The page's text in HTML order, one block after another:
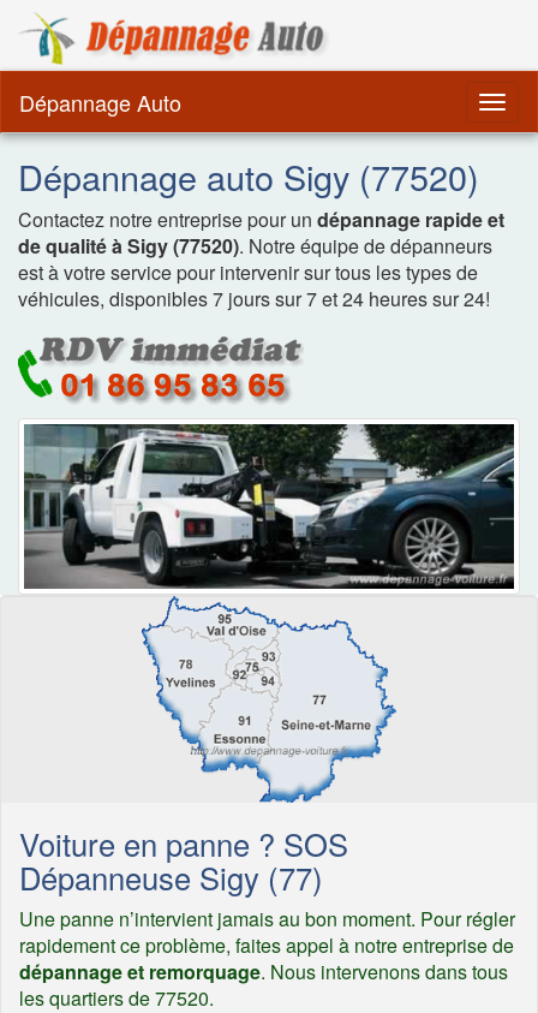
Dépannage Auto
Dépannage auto Sigy (77520)
Contactez notre entreprise pour un dépannage rapide et
de qualité à Sigy (77520). Notre équipe de dépanneurs
est à votre service pour intervenir sur tous les types de
véhicules, disponibles 7 jours sur 7 et 24 heures sur 24!
Voiture en panne ? SOS
Dépanneuse Sigy (77)
Une panne n’intervient jamais au bon moment. Pour régler
rapidement ce problème, faites appel à notre entreprise de
dépannage et remorquage. Nous intervenons dans tous
les quartiers de 77520.